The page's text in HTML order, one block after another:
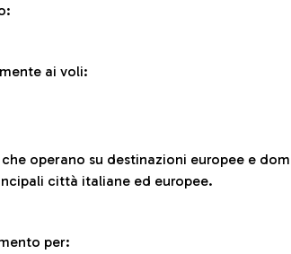
ai voli:
operano su destinazioni europee e
città italiane ed europee.
per: